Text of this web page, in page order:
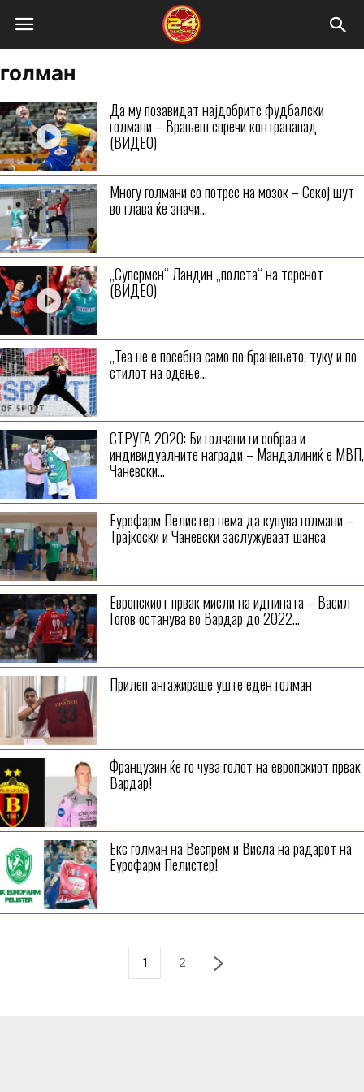
голман
Да му позавидат најдобрите фудбалски
голмани – Врањеш спречи контранапад
(ВИДЕО)
Многу голмани со потрес на мозок – Секој шут
во глава ќе значи...
„Супермен“ Ландин „полета“ на теренот
(ВИДЕО)
„Теа не е посебна само по бранењето, туку и по
стилот на одење...
СТРУГА 2020: Битолчани ги собраа и
индивидуалните награди – Мандалиниќ е МВП,
Чаневски...
Еурофарм Пелистер нема да купува голмани –
Трајкоски и Чаневски заслужуваат шанса
Европскиот првак мисли на иднината – Васил
Гогов останува во Вардар до 2022...
Прилеп ангажираше уште еден голман
Французин ќе го чува голот на европскиот првак
Вардар!
Екс голман на Веспрем и Висла на радарот на
Еурофарм Пелистер!
1 2